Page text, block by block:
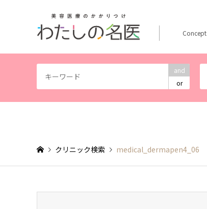
and
or
Concept
クリニック検索 medical_dermapen4_06